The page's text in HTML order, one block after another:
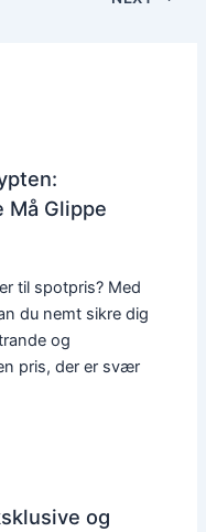
Må Glippe
til spotpris? Med
du nemt sikre dig
og
pris, der er svær
og